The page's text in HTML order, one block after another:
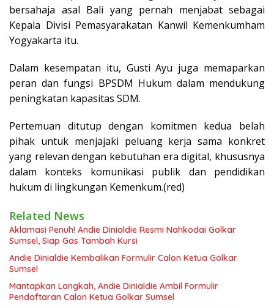
bersahaja asal Bali yang pernah menjabat sebagai
Kepala Divisi Pemasyarakatan Kanwil Kemenkumham
Yogyakarta itu.
Dalam kesempatan itu, Gusti Ayu juga memaparkan
peran dan fungsi BPSDM Hukum dalam mendukung
peningkatan kapasitas SDM.
Pertemuan ditutup dengan komitmen kedua belah
pihak untuk menjajaki peluang kerja sama konkret
yang relevan dengan kebutuhan era digital, khususnya
dalam konteks komunikasi publik dan pendidikan
hukum di lingkungan Kemenkum.(red)
Related News
Aklamasi Penuh! Andie Dinialdie Resmi Nahkodai Golkar
Sumsel, Siap Gas Tambah Kursi
Andie Dinialdie Kembalikan Formulir Calon Ketua Golkar
Sumsel
Mantapkan Langkah, Andie Dinialdie Ambil Formulir
Pendaftaran Calon Ketua Golkar Sumsel